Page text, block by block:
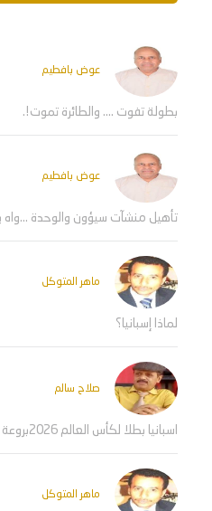
عوض بافطيم
بطولة تفوت .... والطائرة تموت!.
عوض بافطيم
تأهيل منشآت سيؤون والوحدة ...واه
ماهر المتوكل
لماذا إسبانيا؟
صلاح سالم
اسبانيا بطلا لكأس العالم 2026بروعة الاداء وعدالة السماء
ماهر المتوكل